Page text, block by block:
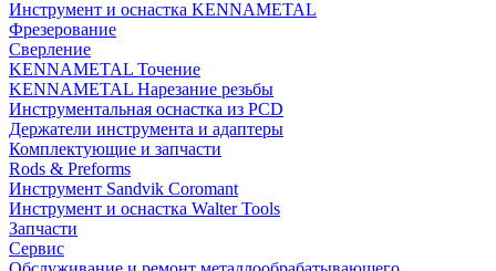
Инструмент и оснастка KENNAMETAL
Фрезерование
Сверление
KENNAMETAL Точение
KENNAMETAL Нарезание резьбы
Инструментальная оснастка из PCD
Держатели инструмента и адаптеры
Комплектующие и запчасти
Rods & Preforms
Инструмент Sandvik Coromant
Инструмент и оснастка Walter Tools
Запчасти
Сервис